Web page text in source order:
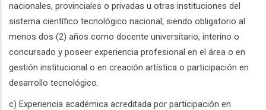
nacionales, provinciales o privadas u otras instituciones del
sistema científico tecnológico nacional; siendo obligatorio al
menos dos (2) años como docente universitario, interino o
concursado y poseer experiencia profesional en el área o en
gestión institucional o en creación artística o participación en
desarrollo tecnológico.
c) Experiencia académica acreditada por participación en